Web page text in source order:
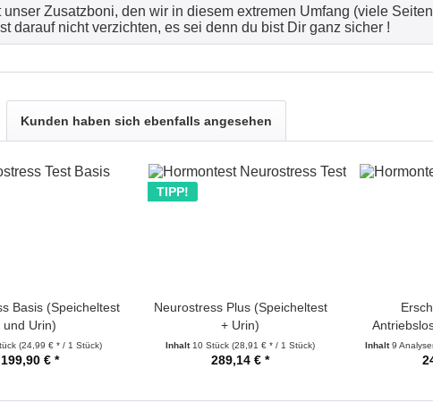
Zusatzboni, den wir in diesem extremen Umfang (viele
darauf nicht verzichten, es sei denn du bist Dir ganz sicher !
Kunden haben sich ebenfalls angesehen
Basis (Speicheltest
und Urin)
(24,99 € * / 1 Stück)
199,90 € *
TIPP!
Neurostress Plus (Speicheltest
+ Urin)
Inhalt 10 Stück(28,91 € * / 1 Stück)
289,14 € *
Inhalt9